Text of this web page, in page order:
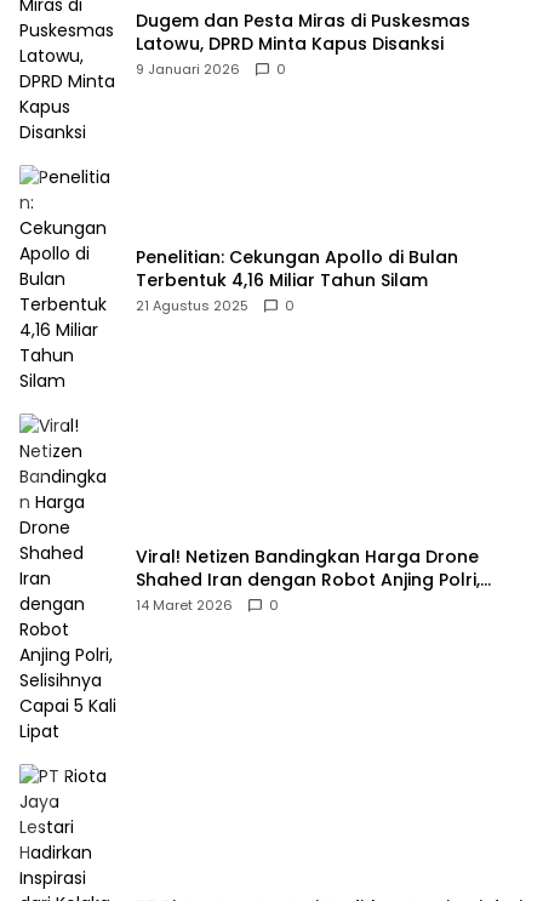
Dugem dan Pesta Miras di Puskesmas
Latowu, DPRD Minta Kapus Disanksi
9 Januari 2026 0
Penelitian: Cekungan Apollo di Bulan
Terbentuk 4,16 Miliar Tahun Silam
21 Agustus 2025 0
Viral! Netizen Bandingkan Harga Drone
Shahed Iran dengan Robot Anjing Polri,
Selisihnya Capai 5 Kali Lipat
14 Maret 2026 0